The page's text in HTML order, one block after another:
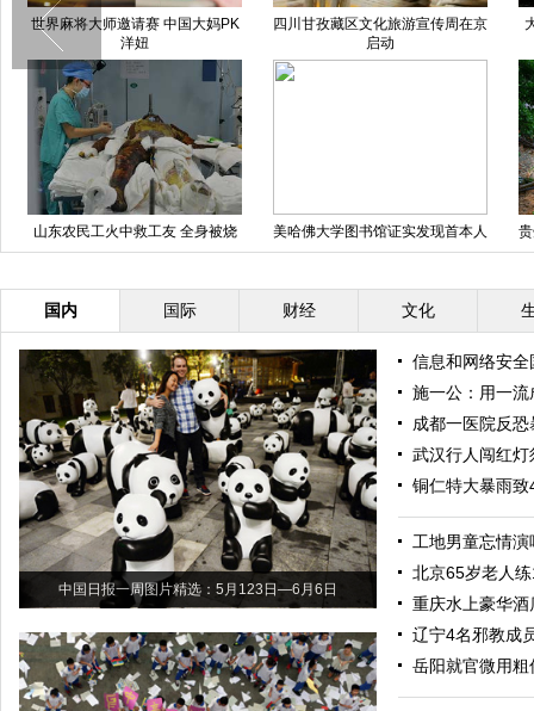
昆明1.2亿私人飞机开卖 云南富豪
组团“看货”
四川：出租车违规变道撞上价值近
千万劳斯莱斯(图)
福州道路塌陷犹如“天坑”
重庆车展惊现“啦叭车” 周身装音响
造形古怪
国内 国际 财经 文化
中国日报一周图片精选：5月123日—6月6日
信息和网络安
施一公：用一流
成都一医院反
武汉行人闯红
铜仁特大暴雨
工地男童忘情
北京65岁老人
重庆水上豪华
辽宁4名邪教成
岳阳就官微用